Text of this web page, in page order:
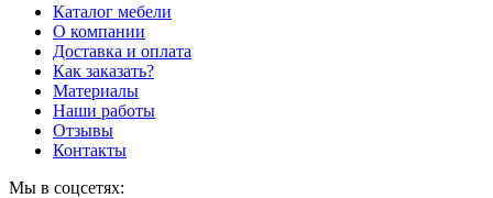
Каталог мебели
О компании
Доставка и оплата
Как заказать?
Материалы
Наши работы
Отзывы
Контакты
Мы в соцсетях: